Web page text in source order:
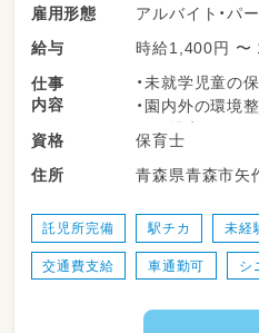
雇用形態
アルバイト・パ
給与
時給1,400円 〜
仕事
内容
・未就学児童の
・園内外の環境
※園児定員：６０
変更範囲：変更な
資格
保育士
住所
青森県青森市矢
託児所完備 駅チカ 未経
交通費支給 車通勤可 シ